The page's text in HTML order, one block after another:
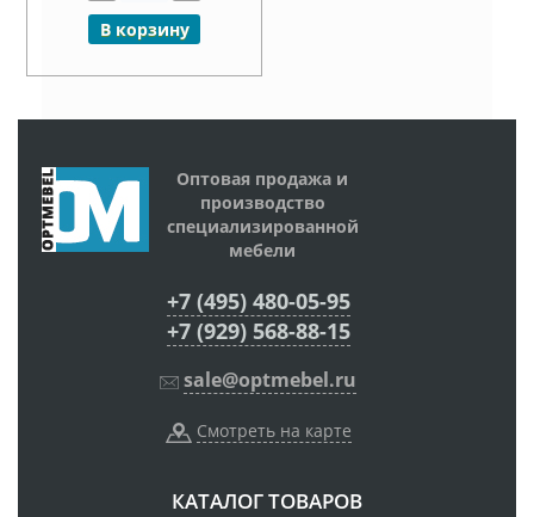
В корзину
Оптовая продажа и
производство
специализированной
мебели
+7 (495) 480-05-95
+7 (929) 568-88-15
sale@optmebel.ru
Смотреть на карте
КАТАЛОГ ТОВАРОВ